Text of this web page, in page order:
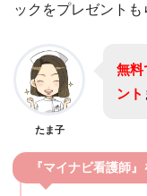
ックをプレゼントも
たま子
無料
ント
『マイナビ看護師